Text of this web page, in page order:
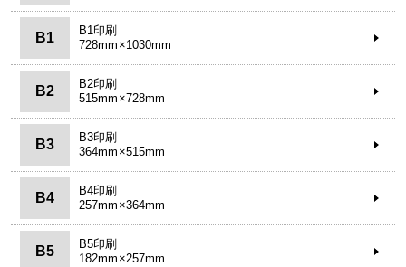
B1
B1印刷
728mm×1030mm
B2
B2印刷
515mm×728mm
B3
B3印刷
364mm×515mm
B4
B4印刷
257mm×364mm
B5
B5印刷
182mm×257mm